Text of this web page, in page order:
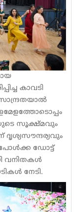
കാവടി
സൂക്ഷ്മവും
ഡോട്ട്
വനിതകൾ
നേടി.